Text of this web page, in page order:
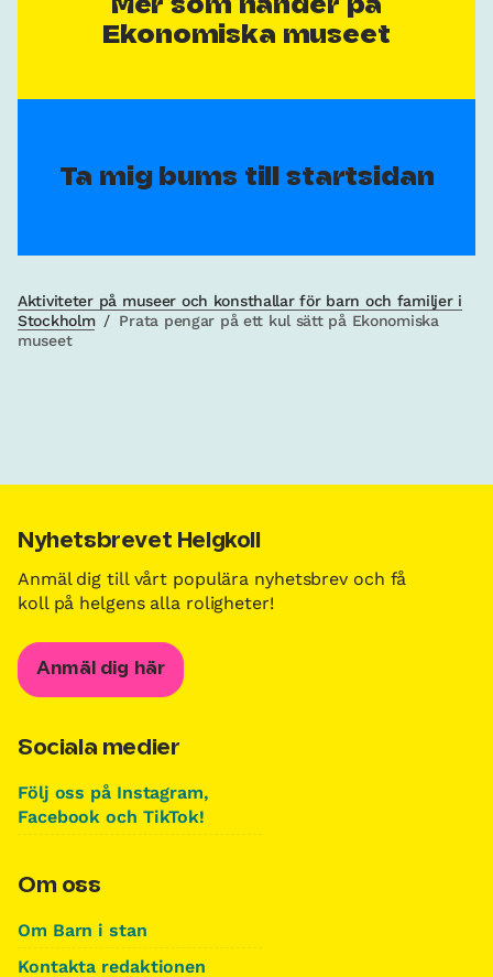
Mer som händer på
Ekonomiska museet
Ta mig bums till startsidan
Aktiviteter på museer och konsthallar för barn och familjer i
Stockholm / Prata pengar på ett kul sätt på Ekonomiska
museet
Nyhetsbrevet Helgkoll
Anmäl dig till vårt populära nyhetsbrev och få
koll på helgens alla roligheter!
Anmäl dig här
Sociala medier
Följ oss på Instagram,
Facebook och TikTok!
Om oss
Om Barn i stan
Kontakta redaktionen